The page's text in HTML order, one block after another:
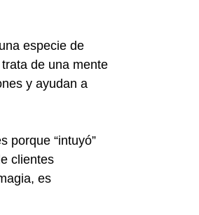
especie de
de una mente
y ayudan a
porque “intuyó”
clientes
es